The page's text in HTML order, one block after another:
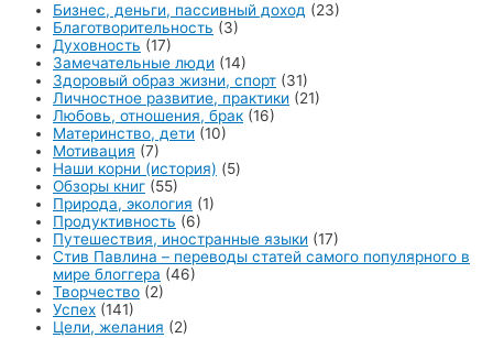
Бизнес, деньги, пассивный доход (23)
Благотворительность (3)
Духовность (17)
Замечательные люди (14)
Здоровый образ жизни, спорт (31)
Личностное развитие, практики (21)
Любовь, отношения, брак (16)
Материнство, дети (10)
Мотивация (7)
Наши корни (история) (5)
Обзоры книг (55)
Природа, экология (1)
Продуктивность (6)
Путешествия, иностранные языки (17)
Стив Павлина – переводы статей самого популярного в
мире блоггера (46)
Творчество (2)
Успех (141)
Цели, желания (2)